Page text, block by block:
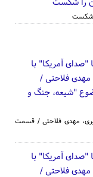
شکست
"صدای آمریکا" با
فلاحتی /
"شیعه، جنگ و
مهدی فلاحتی / قسمت
"صدای آمریکا" با
فلاحتی /